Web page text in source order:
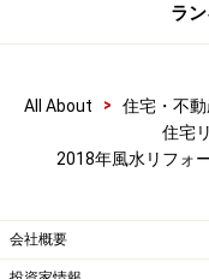
2018年の風水リフ
す。今までにはない
ある年です。
でも過ぎたるは及ば
すぎると身を滅ぼし
ラ
All About > 住宅・不
住宅
2018年風水リフォ
会社概要